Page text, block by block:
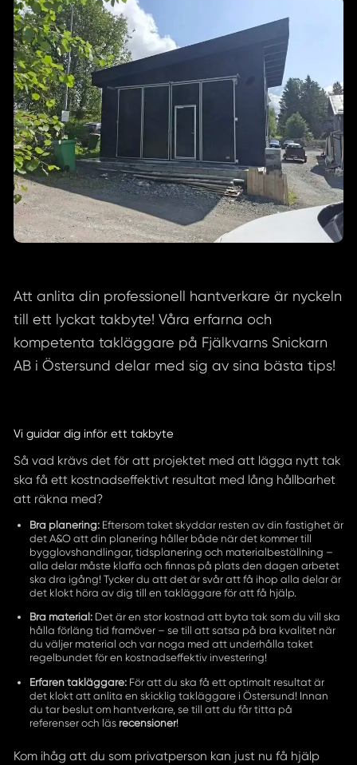
Att anlita din professionell hantverkare är nyckeln
till ett lyckat takbyte! Våra erfarna och
kompetenta takläggare på Fjälkvarns Snickarn
AB i Östersund delar med sig av sina bästa tips!
Vi guidar dig inför ett takbyte
Så vad krävs det för att projektet med att lägga nytt tak
ska få ett kostnadseffektivt resultat med lång hållbarhet
att räkna med?
Bra planering:Eftersom taket skyddar resten av din fastighet är
det A&O att din planering håller både när det kommer till
bygglovshandlingar, tidsplanering och materialbeställning –
alla delar måste klaffa och finnas på plats den dagen arbetet
ska dra igång! Tycker du att det är svår att få ihop alla delar är
det klokt höra av dig till en takläggare för att få hjälp.
Bra material:Det är en stor kostnad att byta tak som du vill ska
hålla förläng tid framöver – se till att satsa på bra kvalitet när
du väljer material och var noga med att underhålla taket
regelbundet för en kostnadseffektiv investering!
Erfaren takläggare:För att du ska få ett optimalt resultat är
det klokt att anlita en skicklig takläggare i Östersund! Innan
du tar beslut om hantverkare, se till att du får titta på
referenser och läs recensioner!
Kom ihåg att du som privatperson kan just nu få hjälp